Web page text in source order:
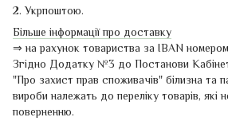
2. Укрпоштою.
Більше інформації про доставку
⇒ на рахунок товариства за IBAN номером
Згідно Додатку №3 до Постанови
"Про захист прав споживачів" білизна та
вироби належать до переліку товарів, які
поверненню.